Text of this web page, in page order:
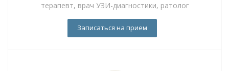
терапевт, врач УЗИ-диагностики, ратолог
Записаться на прием